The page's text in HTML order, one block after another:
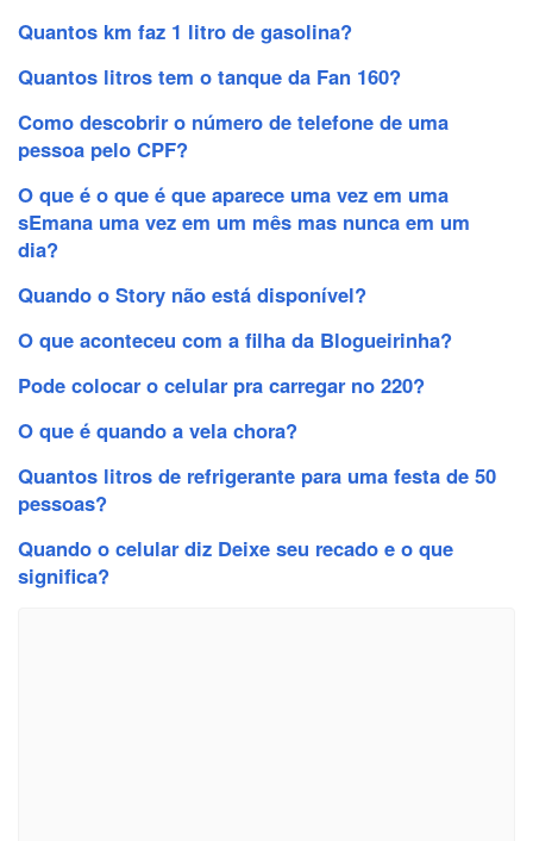
Quantos km faz 1 litro de gasolina?
Quantos litros tem o tanque da Fan 160?
Como descobrir o número de telefone de uma
pessoa pelo CPF?
O que é o que é que aparece uma vez em uma
sEmana uma vez em um mês mas nunca em um
dia?
Quando o Story não está disponível?
O que aconteceu com a filha da Blogueirinha?
Pode colocar o celular pra carregar no 220?
O que é quando a vela chora?
Quantos litros de refrigerante para uma festa de 50
pessoas?
Quando o celular diz Deixe seu recado e o que
significa?